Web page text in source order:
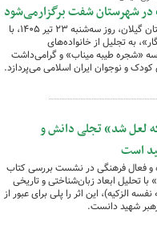
در شهرستان شفت برگزارمی‌شود
کانون پرورش فکری استان گیلان، روز سه‌شنبه ۲۳ تیر ۱۴۰۵، با
به تجلیل از خانواده‌های
«شجره طیبه میناب» و گرامی‌داشت
و نوجوان ایران اسلامی می‌پردازد.
لعل شد» تجلی دانش و
است
و فعال فرهنگی در نشست بررسی کتاب
تحلیل ابعاد زبان‌شناختی و تاریخی
الزکیه)، این اثر را پلی برای عبور از
شهید دانست.